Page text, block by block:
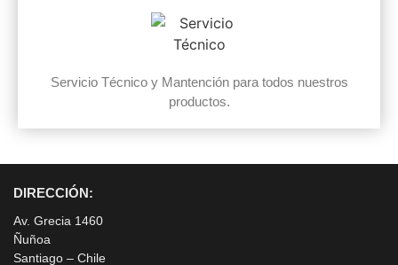
Servicio Técnico y Mantención para todos nuestros
productos.
DIRECCIÓN:
Av. Grecia 1460
Ñuñoa
Santiago – Chile